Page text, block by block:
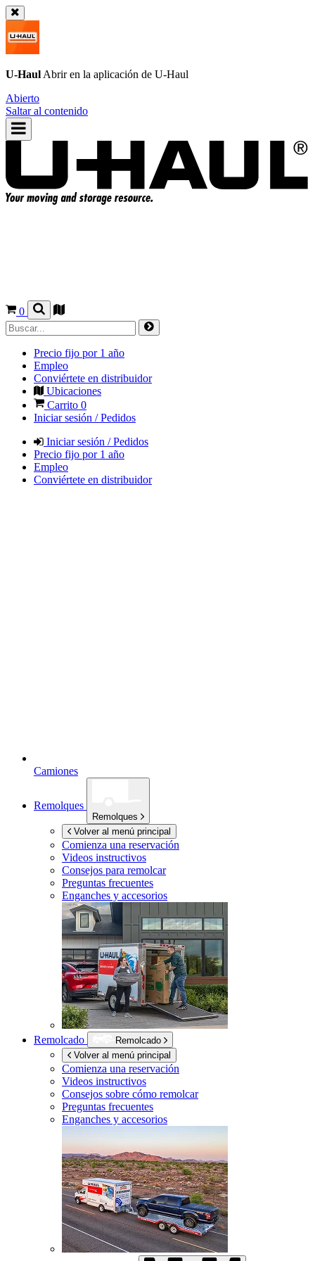
U-Haul Abrir en la aplicación de U-Haul
Abierto
Saltar al contenido
0
Precio fijo por 1 año
Empleo
Conviértete en distribuidor
Ubicaciones
Carrito 0
Iniciar sesión / Pedidos
Iniciar sesión / Pedidos
Precio fijo por 1 año
Empleo
Conviértete en distribuidor
Camiones
Remolques
Remolques
Volver al menú principal
Comienza una reservación
Videos instructivos
Consejos para remolcar
Preguntas frecuentes
Enganches y accesorios
Remolcado
Remolcado
Volver al menú principal
Comienza una reservación
Videos instructivos
Consejos sobre cómo remolcar
Preguntas frecuentes
Enganches y accesorios